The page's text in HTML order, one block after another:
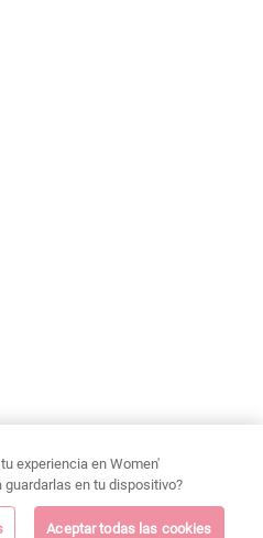
experiencia en Women'
guardarlas en tu dispositivo?
Aceptar todas las cookies